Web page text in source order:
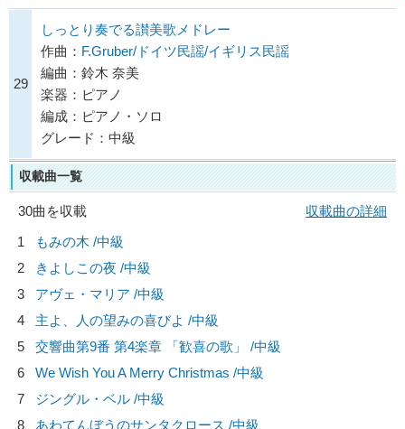
29
しっとり奏でる讃美歌メドレー
作曲： F.Gruber/ドイツ民謡/イギリス民謡
編曲：鈴木 奈美
楽器：ピアノ
編成：ピアノ・ソロ
グレード：中級
収載曲一覧
30曲を収載
収載曲の詳細
1
もみの木 /中級
2
きよしこの夜 /中級
3
アヴェ・マリア /中級
4
主よ、人の望みの喜びよ /中級
5
交響曲第9番 第4楽章 「歓喜の歌」 /中級
6
We Wish You A Merry Christmas /中級
7
ジングル・ベル /中級
8
あわてんぼうのサンタクロース /中級